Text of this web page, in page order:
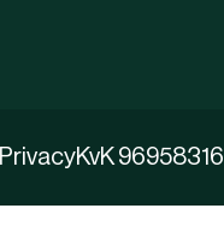
PrivacyKvK 96958316